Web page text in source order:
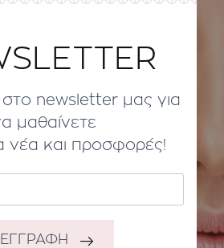
στο newsletter μας για
μαθαίνετε
νέα και προσφορές!
ΕΓΓΡΑΦΗ